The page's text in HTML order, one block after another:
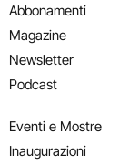
Abbonamenti
Magazine
Newsletter
Podcast
Eventi e Mostre
Inaugurazioni